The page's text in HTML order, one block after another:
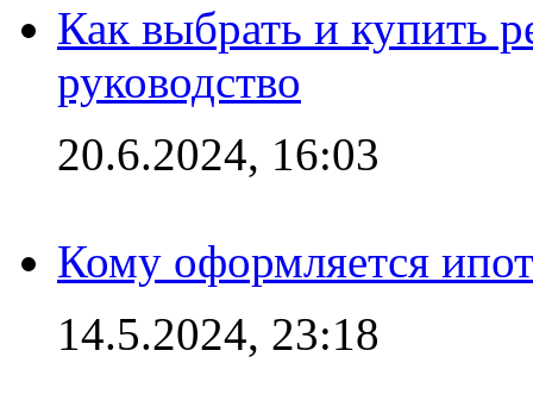
Как выбрать и купить
руководство
20.6.2024, 16:03
Кому оформляется
14.5.2024, 23:18